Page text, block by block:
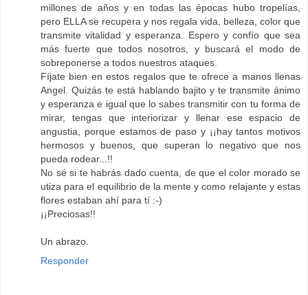
millones de años y en todas las épocas hubo tropelías,
pero ELLA se recupera y nos regala vida, belleza, color que
transmite vitalidad y esperanza. Espero y confío que sea
más fuerte que todos nosotros, y buscará el modo de
sobreponerse a todos nuestros ataques.
Fíjate bien en estos regalos que te ofrece a manos llenas
Angel. Quizás te está hablando bajito y te transmite ánimo
y esperanza e igual que lo sabes transmitir con tu forma de
mirar, tengas que interiorizar y llenar ese espacio de
angustia, porque estamos de paso y ¡¡hay tantos motivos
hermosos y buenos, que superan lo negativo que nos
pueda rodear...!!
No sé si te habrás dado cuenta, de que el color morado se
utiza para el equilibrio de la mente y como relajante y estas
flores estaban ahí para tí :-)
¡¡Preciosas!!
Un abrazo.
Responder